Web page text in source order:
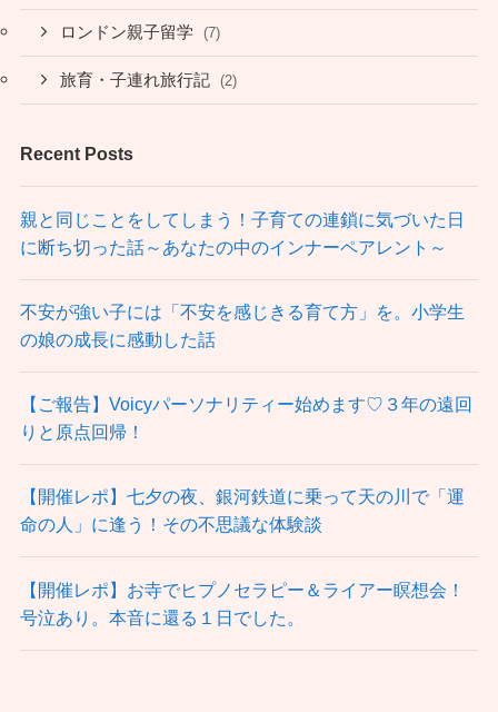
ロンドン親子留学 (7)
旅育・子連れ旅行記 (2)
Recent Posts
親と同じことをしてしまう！子育ての連鎖に気づいた日
に断ち切った話～あなたの中のインナーペアレント～
不安が強い子には「不安を感じきる育て方」を。小学生
の娘の成長に感動した話
【ご報告】Voicyパーソナリティー始めます♡３年の遠回
りと原点回帰！
【開催レポ】七夕の夜、銀河鉄道に乗って天の川で「運
命の人」に逢う！その不思議な体験談
【開催レポ】お寺でヒプノセラピー＆ライアー瞑想会！
号泣あり。本音に還る１日でした。